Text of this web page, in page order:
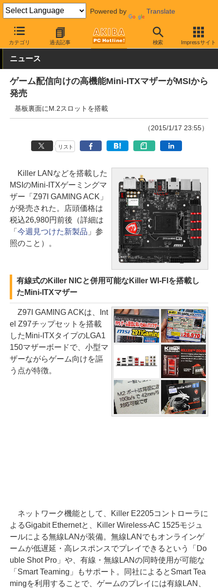
Powered by Translate
カテゴリ 過去記事 検索 Impressサイト
AKIBA PC Hotline! PCパーツ マザーボード MSI
ニュース
ゲーム配信向けの高機能Mini-ITXマザーがMSIから
発売
基板裏面にM.2スロットを搭載
（2015/1/17 23:55）
リスト
Killer LANなどを搭載した
MSIのMini-ITXゲーミングマ
ザー「Z97I GAMING ACK」
が発売された。店頭価格は
税込26,980円前後（詳細は
「 今週見つけた新製品 」参
照のこと）。
有線式のKiller NICと併用可能なKiller WI-FIを搭載し
たMini-ITXマザー
Z97I GAMING ACKは、Int
el Z97チップセットを搭載
したMini-ITXタイプのLGA1
150マザーボードで、小型マ
ザーながらゲーム向けを謳
う点が特徴。
ネットワーク機能として、Killer E2205コントローラに
よるGigabit Ethernetと、Killer Wireless-AC 1525モジュ
ールによる無線LANが装備。無線LANでもオンラインゲ
ームが低遅延・高レスポンスでプレイできるという「Do
uble Shot Pro」や、有線・無線LANの同時使用が可能な
「Smart Teaming」もサポート。同社によるとSmart Tea
mingを利用することで、ゲームのプレイには有線LAN、